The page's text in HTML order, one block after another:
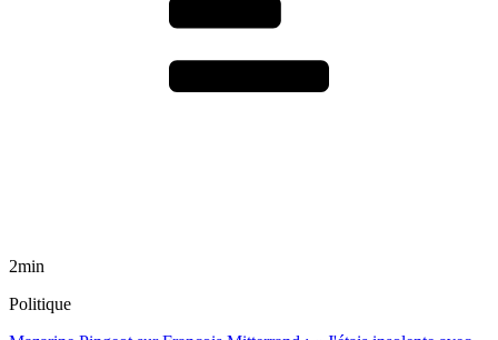
2min
Politique